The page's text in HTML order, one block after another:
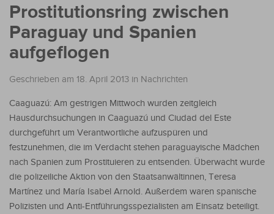
Prostitutionsring zwischen
Paraguay und Spanien
aufgeflogen
Geschrieben am 18. April 2013 in Nachrichten
Caaguazú: Am gestrigen Mittwoch wurden zeitgleich
Hausdurchsuchungen in Caaguazú und Ciudad del Este
durchgeführt um Verantwortliche aufzuspüren und
festzunehmen, die im Verdacht stehen paraguayische Mädchen
nach Spanien zum Prostituieren zu entsenden. Überwacht wurde
die polizeiliche Aktion von den Staatsanwältinnen, Teresa
Martínez und María Isabel Arnold. Außerdem waren spanische
Polizisten und Anti-Entführungsspezialisten am Einsatz beteiligt.